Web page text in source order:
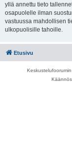
yllä annettu tieto
osapuolelle ilman
vastuussa mahdollisen
ulkopuolisille tahoille.
Etusivu